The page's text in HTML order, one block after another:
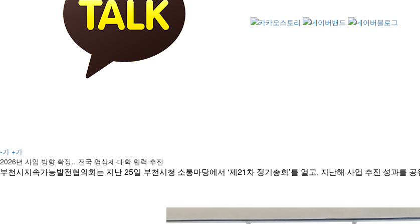
-가 +가
2026년 사업 방향 확정…전국 영상제·대학 협력 추진
부천시지속가능발전협의회는 지난 25일 부천시청 소통마당에서 ‘제21차 정기총회’를 열고, 지난해 사업 추진 성과를